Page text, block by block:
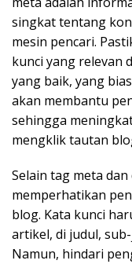
singkat tentang
mesin pencari.
kunci yang relevan
yang baik, yang
akan membantu
sehingga
mengklik tautan
Selain tag meta
memperhatikan
blog. Kata kunci
artikel, di judul,
Namun, hindari